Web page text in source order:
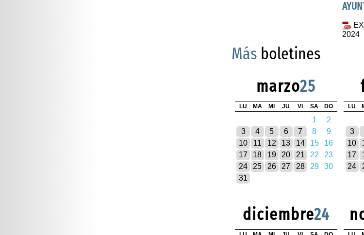
2024
Más boletines
marzo25
LU MA MI JU VI SA DO
1
2
3
4 5 6 7 8
9
10
11 12 13 14 15
16
17
18 19 20 21 22
23
24
25 26 27 28 29
30
31
LU
3
10
17
24
diciembre24